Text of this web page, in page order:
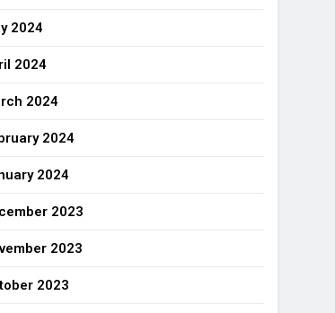
2024
2024
2024
2024
2024
2023
2023
2023